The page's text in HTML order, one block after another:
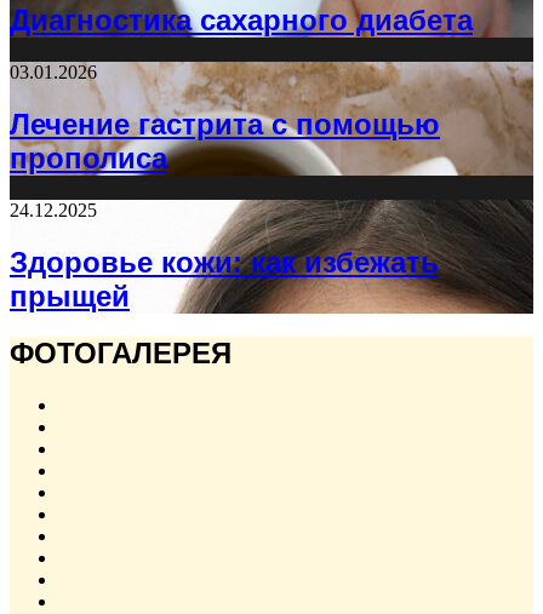
Диагностика сахарного диабета
03.01.2026
Лечение гастрита с помощью
прополиса
24.12.2025
Здоровье кожи: как избежать
прыщей
ФОТОГАЛЕРЕЯ